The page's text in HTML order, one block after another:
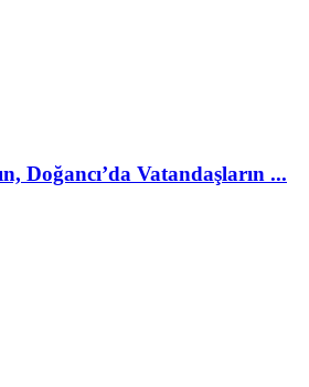
Doğancı’da Vatandaşların ...